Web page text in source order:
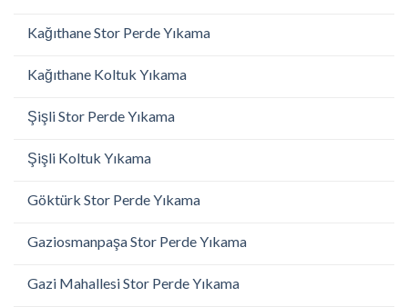
Kağıthane Stor Perde Yıkama
Kağıthane Koltuk Yıkama
Şişli Stor Perde Yıkama
Şişli Koltuk Yıkama
Göktürk Stor Perde Yıkama
Gaziosmanpaşa Stor Perde Yıkama
Gazi Mahallesi Stor Perde Yıkama